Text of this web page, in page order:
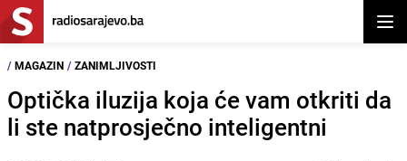
/ MAGAZIN / ZANIMLJIVOSTI
Optička iluzija koja će vam otkriti da
li ste natprosječno inteligentni